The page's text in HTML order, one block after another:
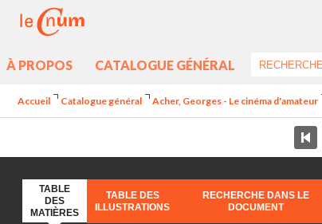
À PROPOS CATALOGUE GÉNÉRAL
Accueil Catalogue général Acher, Georges - Le cinéma d'amateur
TABLE
DES
MATIÈRES
TABLE DES
ILLUSTRATIONS
RECHERCHE DANS LE
DOCUMENT